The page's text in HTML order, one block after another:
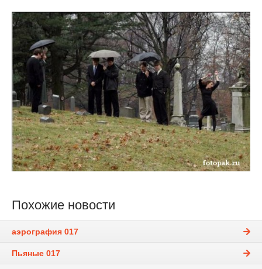
Похожие новости
аэрография 017
Пьяные 017